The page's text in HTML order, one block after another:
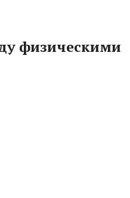
физическими